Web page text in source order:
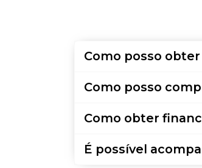
Como posso
Como posso
Como obter
É possível